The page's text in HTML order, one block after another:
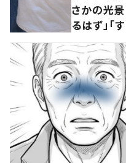
さかの光
るはず」「